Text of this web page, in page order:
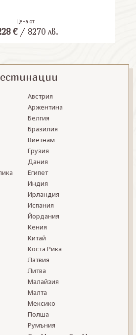
Цена от
€/ 8270 лв.
Австрия
Аржентина
Белгия
Бразилия
Виетнам
Грузия
Дания
Египет
Индия
Ирландия
Испания
Йордания
Кения
Китай
Коста Рика
Латвия
Литва
Малайзия
Малта
Мексико
Полша
Румъния